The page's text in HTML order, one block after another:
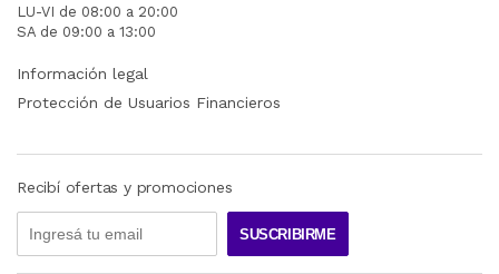
LU-VI de 08:00 a 20:00
SA de 09:00 a 13:00
Información legal
Protección de Usuarios Financieros
Recibí ofertas y promociones
SUSCRIBIRME